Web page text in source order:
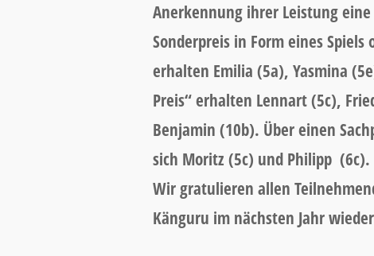
Anerkennung ihrer Leistung
Sonderpreis in Form eines
erhalten Emilia (5a), Yasmina
Preis“ erhalten Lennart (5c),
Benjamin (10b). Über einen
sich Moritz (5c) und Philipp (6c).
Wir gratulieren allen
Känguru im nächsten Jahr